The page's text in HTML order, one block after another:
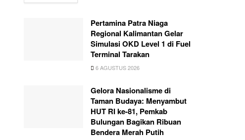
Pertamina Patra Niaga
Regional Kalimantan Gelar
Simulasi OKD Level 1 di Fuel
Terminal Tarakan
6 AGUSTUS 2026
Gelora Nasionalisme di
Taman Budaya: Menyambut
HUT RI ke-81, Pemkab
Bulungan Bagikan Ribuan
Bendera Merah Putih